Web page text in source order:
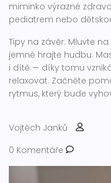
miminko výrazné
pediatrem nebo
Tipy na závěr: Mluvte
jemně hrajte hudbu.
i dítě — díky tomu
relaxovat. Začněte
rytmus, který bude
Vojtěch Janků
0 Komentáře